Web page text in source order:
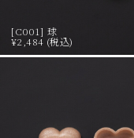
[C001] 球
¥2,484 (税込)